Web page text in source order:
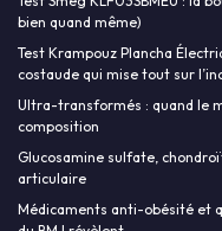
bien quand même)
Test Krampouz Plancha
costaude qui mise tout sur
Ultra-transformés : quand le
composition
Glucosamine sulfate,
articulaire
Médicaments anti-obésité et